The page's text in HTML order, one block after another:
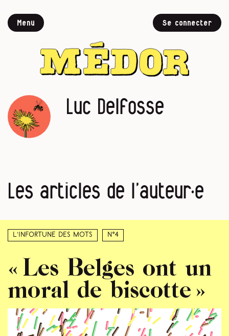
Menu Se connecter
Luc Delfosse
Les articles de l’auteur·e
L’infortune des mots N°4
« Les Belges ont un
moral de biscotte »